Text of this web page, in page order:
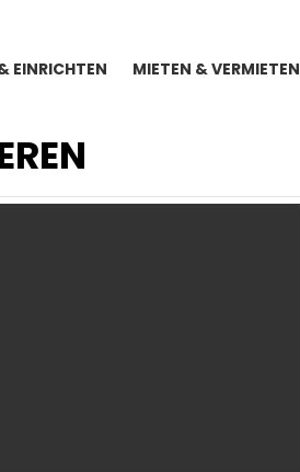
EINRICHTEN MIETEN & VERMIETEN